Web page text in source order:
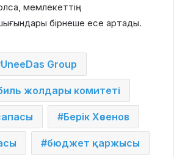
мемлекеттің
бірнеше есе артады.
UneeDas Group
жолдары комитеті
Берік Хәсенов
бюджет қаржысы